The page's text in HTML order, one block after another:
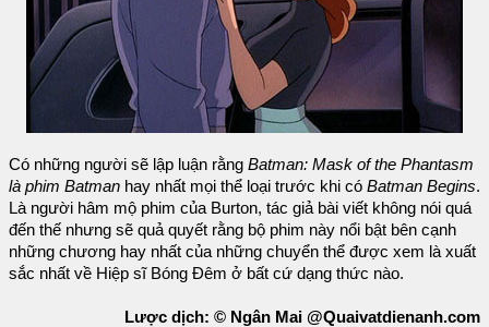
Có những người sẽ lập luận rằng Batman: Mask of the Phantasm
là phim Batman hay nhất mọi thể loại trước khi có Batman Begins.
Là người hâm mộ phim của Burton, tác giả bài viết không nói quá
đến thế nhưng sẽ quả quyết rằng bộ phim này nổi bật bên cạnh
những chương hay nhất của những chuyển thể được xem là xuất
sắc nhất về Hiệp sĩ Bóng Đêm ở bất cứ dạng thức nào.
Lược dịch: © Ngân Mai @Quaivatdienanh.com